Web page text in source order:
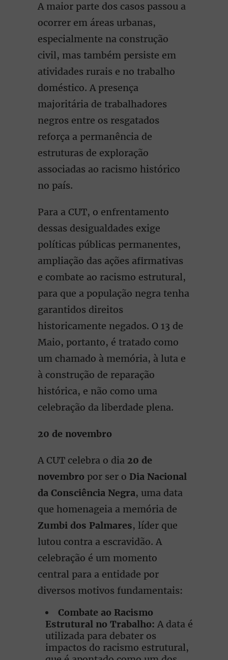
A maior parte dos casos passou a
ocorrer em áreas urbanas,
especialmente na construção
civil, mas também persiste em
atividades rurais e no trabalho
doméstico. A presença
majoritária de trabalhadores
negros entre os resgatados
reforça a permanência de
estruturas de exploração
associadas ao racismo histórico
no país.
Para a CUT, o enfrentamento
dessas desigualdades exige
políticas públicas permanentes,
ampliação das ações afirmativas
e combate ao racismo estrutural,
para que a população negra tenha
garantidos direitos
historicamente negados. O 13 de
Maio, portanto, é tratado como
um chamado à memória, à luta e
à construção de reparação
histórica, e não como uma
celebração da liberdade plena.
20 de novembro
A CUT celebra o dia 20 de
novembro por ser o Dia Nacional
da Consciência Negra, uma data
que homenageia a memória de
Zumbi dos Palmares, líder que
lutou contra a escravidão. A
celebração é um momento
central para a entidade por
diversos motivos fundamentais:
Combate ao Racismo
Estrutural no Trabalho: A data é
utilizada para debater os
impactos do racismo estrutural,